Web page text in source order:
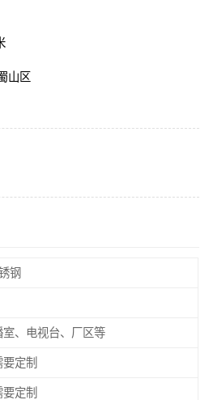
山区
钢
室、电视台、厂区等
定制
定制